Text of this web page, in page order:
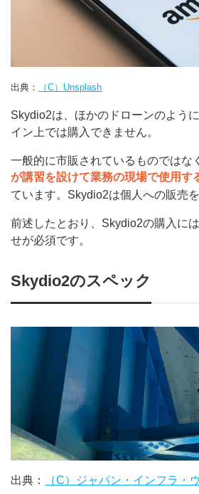
出典： （C）Unsplash
Skydio2は、ほかのドローンのよう
イン上では購入できません。
一般的に市販されているものではな
が講習を設けて業務の現場で使用す
ています。Skydio2は個人への販売
前述したとおり、Skydio2の購入に
せが必須です。
Skydio2のスペック
出典： （C）ジャパン・インフラ・